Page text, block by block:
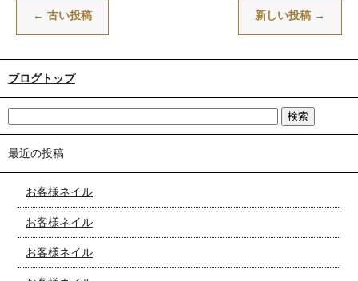
← 古い投稿 新しい投稿 →
ブログトップ
最近の投稿
お客様ネイル
お客様ネイル
お客様ネイル